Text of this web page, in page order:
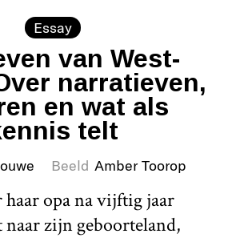
Essay
van West-
narratieven,
en wat als
telt
Beeld Amber Toorop
haar opa na vijftig jaar
naar zijn geboorteland,